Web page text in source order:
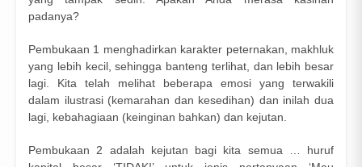
padanya?
Pembukaan 1 menghadirkan karakter peternakan, makhluk
yang lebih kecil, sehingga banteng terlihat, dan lebih besar
lagi. Kita telah melihat beberapa emosi yang terwakili
dalam ilustrasi (kemarahan dan kesedihan) dan inilah dua
lagi, kebahagiaan (keinginan bahkan) dan kejutan.
Pembukaan 2 adalah kejutan bagi kita semua … huruf